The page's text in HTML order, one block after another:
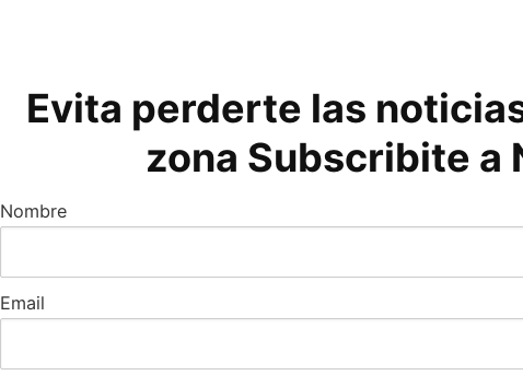
Evita perderte las
zona Subscribite a
Nombre
Email